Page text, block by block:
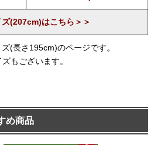
ズ(207cm)はこちら＞＞
(長さ195cm)のページです。
もございます。
め商品